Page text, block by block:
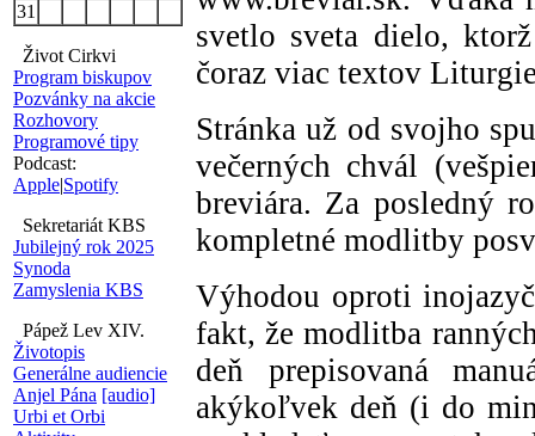
31
Život Cirkvi
Program biskupov
Pozvánky na akcie
Rozhovory
Programové tipy
Podcast:
Apple|Spotify
Sekretariát KBS
Jubilejný rok 2025
Synoda
Zamyslenia KBS
Pápež Lev XIV.
Životopis
Generálne audiencie
Anjel Pána [audio]
Urbi et Orbi
svetlo sveta dielo,
čoraz viac textov
Stránka už od svojho
večerných chvál
breviára. Za posledný
kompletné modlitby
Výhodou oproti
fakt, že modlitba
deň prepisovaná
akýkoľvek deň (i do